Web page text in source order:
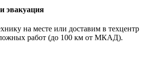
эвакуация
на месте или доставим в техцентр
работ (до 100 км от МКАД).